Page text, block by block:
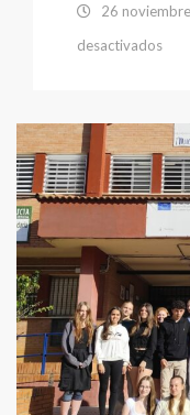
26
desactivados
25N